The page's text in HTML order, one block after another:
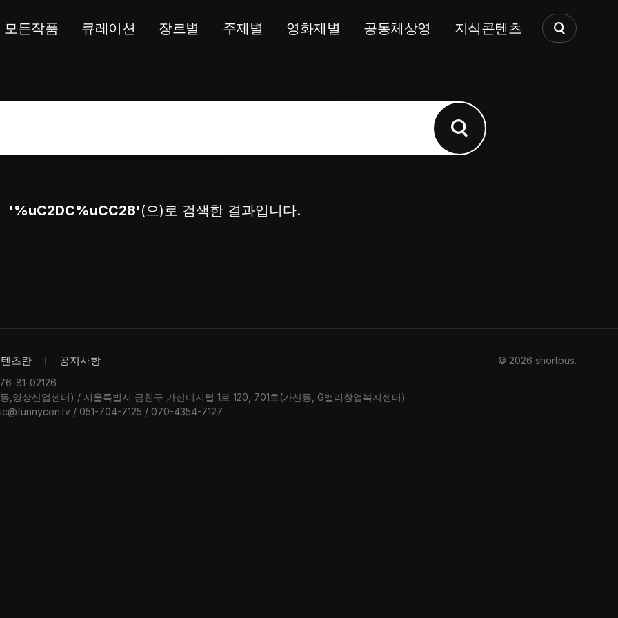
모든작품 큐레이션 장르별 주제별 영화제별 공동체상영 지식콘텐츠
'%uC2DC%uCC28'(으)로 검색한 결과입니다.
츠란 공지사항
81-02126
영상산업센터) / 서울특별시 금천구 가산디지털 1로 120, 701호(가산동, G밸리창업복지센터)
/ 051-704-7125 / 070-4354-7127
© 2026 shortbus.